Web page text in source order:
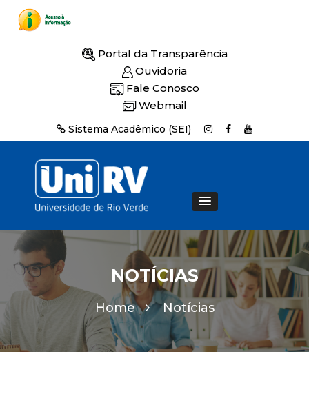
Portal da Transparência
Ouvidoria
Fale Conosco
Webmail
Sistema Acadêmico (SEI)
NOTÍCIAS
Home Notícias